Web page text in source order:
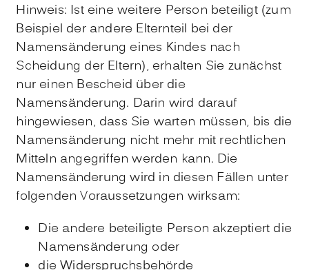
Hinweis: Ist eine weitere Person beteiligt (zum
Beispiel der andere Elternteil bei der
Namensänderung eines Kindes nach
Scheidung der Eltern), erhalten Sie zunächst
nur einen Bescheid über die
Namensänderung. Darin wird darauf
hingewiesen, dass Sie warten müssen, bis die
Namensänderung nicht mehr mit rechtlichen
Mitteln angegriffen werden kann. Die
Namensänderung wird in diesen Fällen unter
folgenden Voraussetzungen wirksam:
Die andere beteiligte Person akzeptiert die
Namensänderung oder
die Widerspruchsbehörde